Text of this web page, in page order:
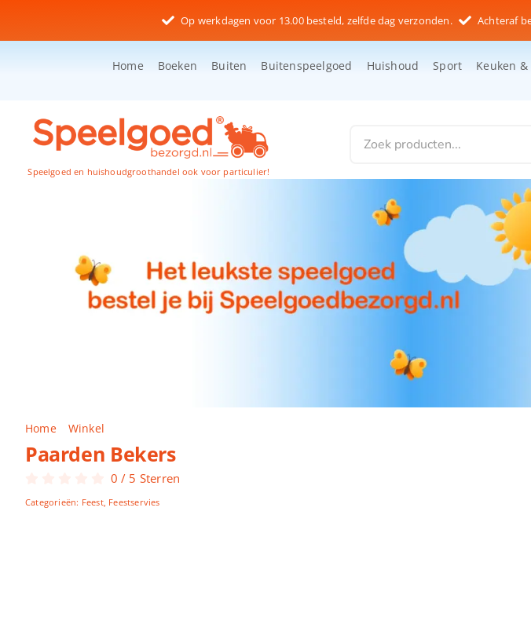
inhoud
Op werkdagen voor 13.00 besteld, zelfde dag verzonden. Achteraf
Home Boeken Buiten Buitenspeelgoed Huishoud Sport Keuken
Speelgoed en huishoudgroothandel ook voor particulier!
Home Winkel
Paarden Bekers
0 / 5 Sterren
Categorieën: Feest, Feestservies